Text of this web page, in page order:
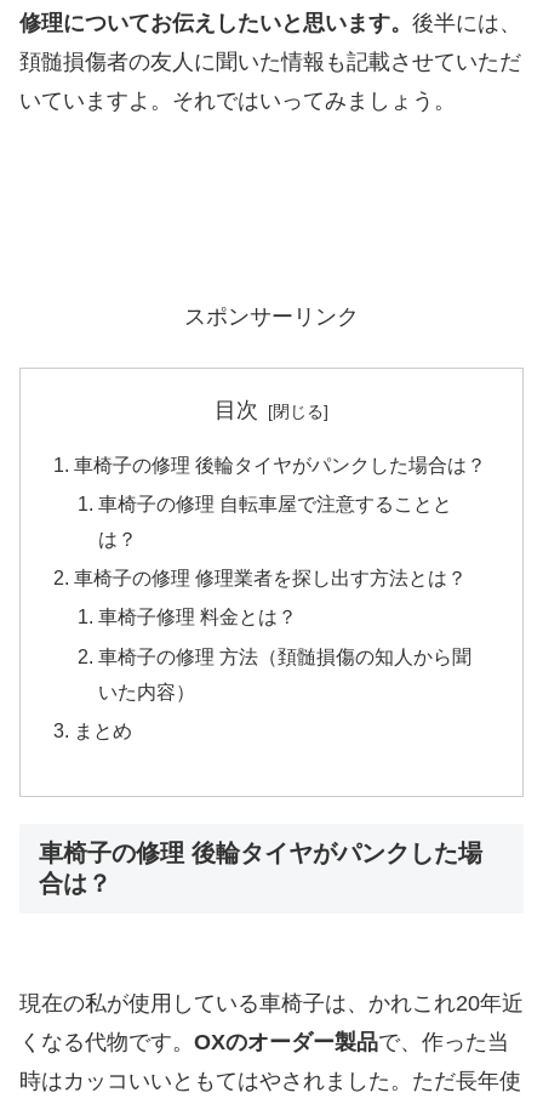
修理についてお伝えしたいと思います。 後半には、
頚髄損傷者の友人に聞いた情報も記載させていただ
いていますよ。それではいってみましょう。
スポンサーリンク
目次
車椅子の修理 後輪タイヤがパンクした場合は？
車椅子の修理 自転車屋で注意することと
は？
車椅子の修理 修理業者を探し出す方法とは？
車椅子修理 料金とは？
車椅子の修理 方法（頚髄損傷の知人から聞
いた内容）
まとめ
車椅子の修理 後輪タイヤがパンクした場
合は？
現在の私が使用している車椅子は、かれこれ20年近
くなる代物です。 OXのオーダー製品で、作った当
時はカッコいいともてはやされました。ただ長年使